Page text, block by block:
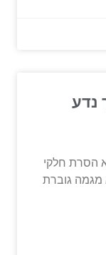
נדע
הסרת חלקי
מגמה גוברת